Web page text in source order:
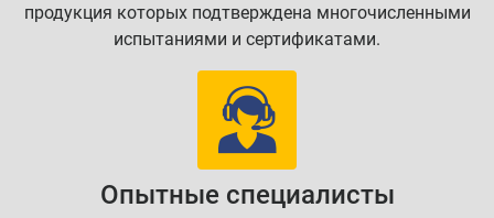
продукция которых подтверждена многочисленными
испытаниями и сертификатами.
Опытные специалисты